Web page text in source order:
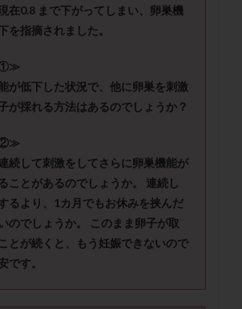
在0.8 まで下がってしまい、卵巣機
を指摘されました。
①≫
が低下した状況で、他に卵巣を刺激
が採れる方法はあるのでしょうか？
②≫
続して刺激をしてさらに卵巣機能が
ことがあるのでしょうか。 連続し
るより、1カ月でもお休みを挟んだ
のでしょうか。 このまま卵子が取
とが続くと、もう妊娠できないので
です。
プロゲステロン
プロテイン
ホルモン注射
ホルモン補充療法
マルチビタミン
ミトコンドリア
モザイク杯
ラクトフェリン
ラパロドリリング
リュープロレリン注射
ルトラール
レトロゾール
レルミナ
不妊